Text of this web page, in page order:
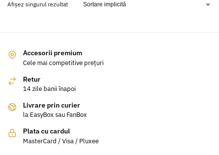
Afișez singurul rezultat
Accesorii premium
Cele mai competitive prețuri
Retur
14 zile banii înapoi
Livrare prin curier
la EasyBox sau FanBox
Plata cu cardul
MasterCard / Visa / Pluxee